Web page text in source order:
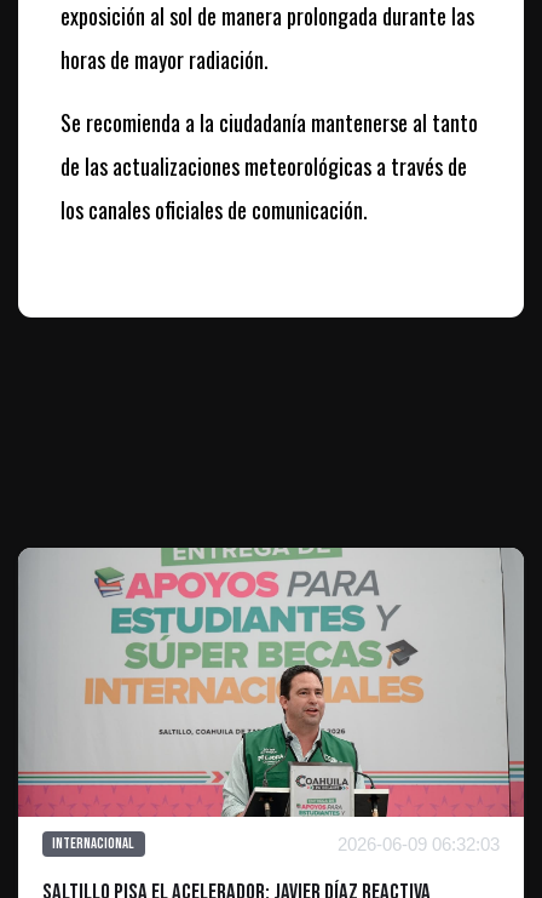
exposición al sol de manera prolongada durante las
horas de mayor radiación.
Se recomienda a la ciudadanía mantenerse al tanto
de las actualizaciones meteorológicas a través de
los canales oficiales de comunicación.
Internacional 2026-06-09 06:32:03
Saltillo pisa el acelerador: Javier Díaz reactiva